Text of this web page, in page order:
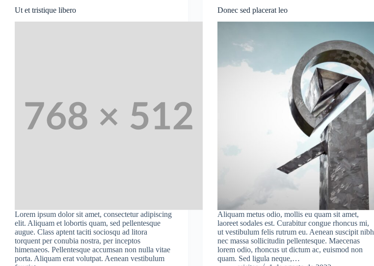
Ut et tristique libero
Lorem ipsum dolor sit amet, consectetur adipiscing
elit. Aliquam et lobortis quam, sed pellentesque
augue. Class aptent taciti sociosqu ad litora
torquent per conubia nostra, per inceptos
himenaeos. Pellentesque accumsan non nulla vitae
porta. Aliquam erat volutpat. Aenean vestibulum
Donec sed placerat leo
Aliquam metus odio, mollis eu quam sit amet,
laoreet sodales est. Curabitur congue rhoncus mi,
ut vestibulum felis rutrum eu. Aenean suscipit nibh
nec massa sollicitudin pellentesque. Maecenas
lorem odio, rhoncus ut dictum ac, euismod non
quam. Sed ligula neque,…